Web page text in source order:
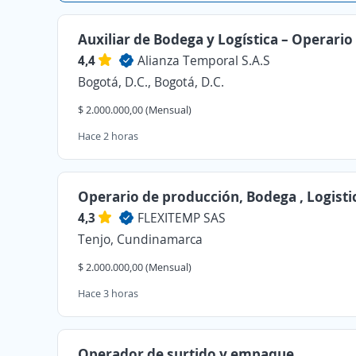
Auxiliar de Bodega y Logística – Operario
4,4
Alianza Temporal S.A.S
Bogotá, D.C., Bogotá, D.C.
$ 2.000.000,00 (Mensual)
Hace 2 horas
Operario de producción, Bodega ,
4,3
FLEXITEMP SAS
Tenjo, Cundinamarca
$ 2.000.000,00 (Mensual)
Hace 3 horas